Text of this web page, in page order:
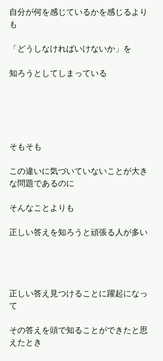
自分が何を感じているかを感じるより
も
「どうしなければいけないか」を
知ろうとしてしまっている
そもそも
この違いに気づいていないことが大き
な問題であるのに
そんなことよりも
正しい答えを知ろうと頑張る人が多い
正しい答え見つけることに躍起になっ
て
その答えを頭で知ることができたと思
えたとき